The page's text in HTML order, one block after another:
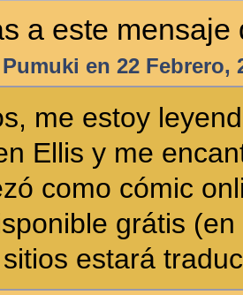
a este
en 22 Febrero,
me estoy
Ellis y me
como cómic
grátis
estará